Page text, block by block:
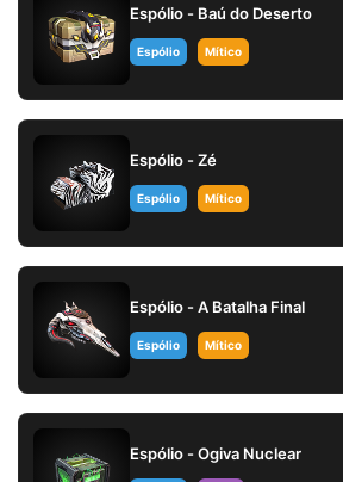
Espólio - Baú do Deserto
Espólio Mítico
Espólio - Zé
Espólio Mítico
Espólio - A Batalha Final
Espólio Mítico
Espólio - Ogiva Nuclear